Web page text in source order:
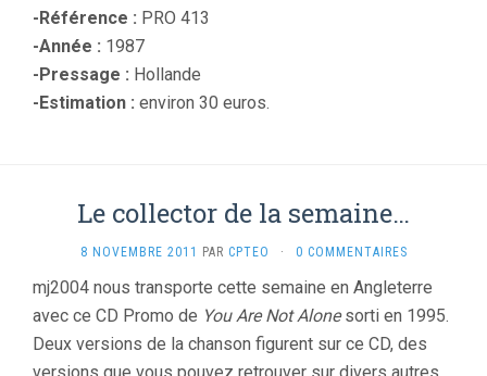
-Référence : PRO 413
-Année : 1987
-Pressage : Hollande
-Estimation : environ 30 euros.
Le collector de la semaine…
8 NOVEMBRE 2011 PAR CPTEO · 0 COMMENTAIRES
mj2004 nous transporte cette semaine en Angleterre
avec ce CD Promo de You Are Not Alonesorti en 1995.
Deux versions de la chanson figurent sur ce CD, des